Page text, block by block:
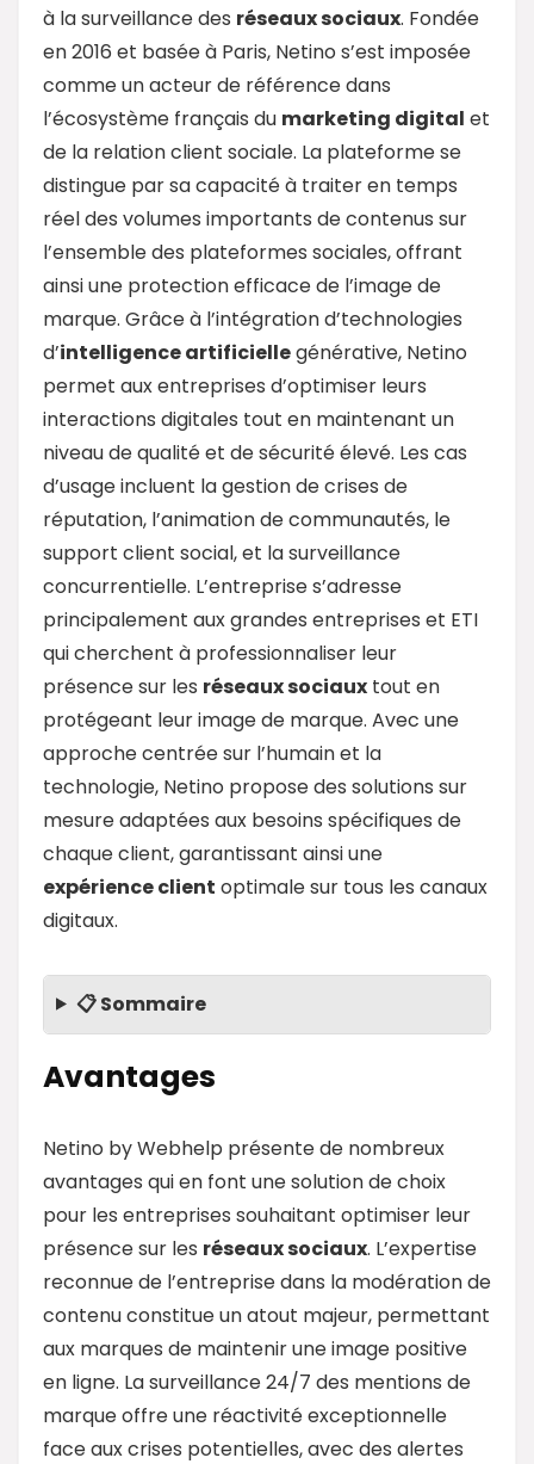
à la surveillance des réseaux sociaux. Fondée
en 2016 et basée à Paris, Netino s’est imposée
comme un acteur de référence dans
l’écosystème français du marketing digital et
de la relation client sociale. La plateforme se
distingue par sa capacité à traiter en temps
réel des volumes importants de contenus sur
l’ensemble des plateformes sociales, offrant
ainsi une protection efficace de l’image de
marque. Grâce à l’intégration d’technologies
d’intelligence artificiellegénérative, Netino
permet aux entreprises d’optimiser leurs
interactions digitales tout en maintenant un
niveau de qualité et de sécurité élevé. Les cas
d’usage incluent la gestion de crises de
réputation, l’animation de communautés, le
support client social, et la surveillance
concurrentielle. L’entreprise s’adresse
principalement aux grandes entreprises et ETI
qui cherchent à professionnaliser leur
présence sur les réseaux sociaux tout en
protégeant leur image de marque. Avec une
approche centrée sur l’humain et la
technologie, Netino propose des solutions sur
mesure adaptées aux besoins spécifiques de
chaque client, garantissant ainsi une
expérience client optimale sur tous les canaux
digitaux.
📋 Sommaire
Avantages
Netino by Webhelp présente de nombreux
avantages qui en font une solution de choix
pour les entreprises souhaitant optimiser leur
présence sur les réseaux sociaux. L’expertise
reconnue de l’entreprise dans la modération de
contenu constitue un atout majeur, permettant
aux marques de maintenir une image positive
en ligne. La surveillance 24/7 des mentions de
marque offre une réactivité exceptionnelle
face aux crises potentielles, avec des alertes